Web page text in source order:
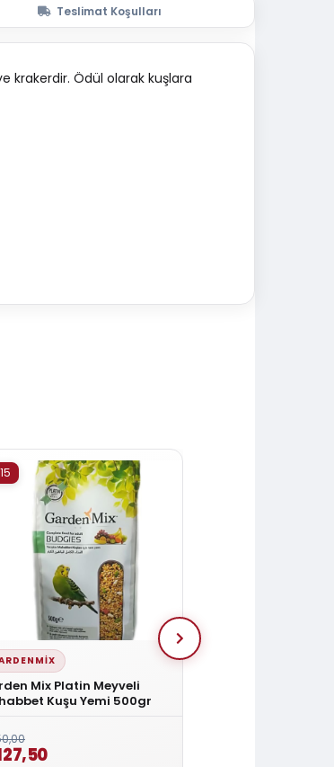
Teslimat Koşulları
krakerdir. Ödül olarak kuşlara
Mix Platin Meyveli
Kuşu Yemi 500gr